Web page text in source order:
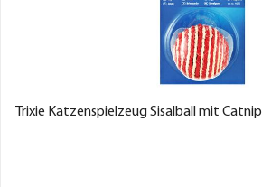
Trixie Katzenspielzeug Sisalball mit Catnip